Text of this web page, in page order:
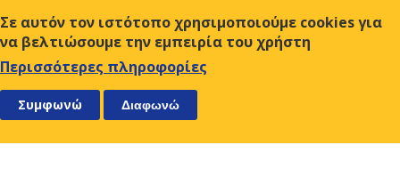
Επικοινωνία
Όροι χρήσης
Ο.Κ.Ε.
Σε αυτόν τον ιστότοπο χρησιμοποιούμε cookies για
να βελτιώσουμε την εμπειρία του χρήστη
Περισσότερες πληροφορίες
Συμφωνώ Διαφωνώ